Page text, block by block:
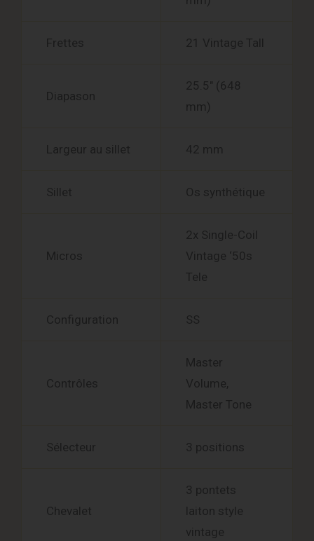
Frettes 21 Vintage Tall
Diapason
25.5″ (648
mm)
Largeur au sillet 42 mm
Sillet Os synthétique
Micros
2x Single-Coil
Vintage ‘50s
Tele
Configuration SS
Contrôles
Master
Volume,
Master Tone
Sélecteur 3 positions
Chevalet
3 pontets
laiton style
vintage